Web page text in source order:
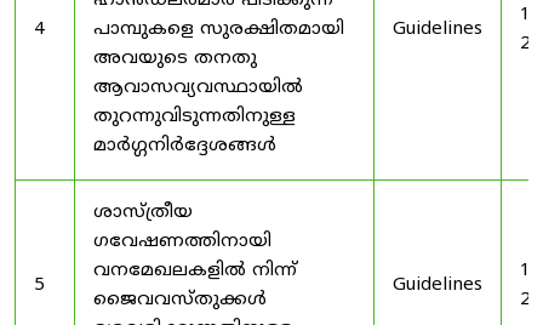
4
പാമ്പുകളെ സുരക്ഷിതമായി
അവയുടെ തനതു
ആവാസവ്യവസ്ഥായിൽ
തുറന്നുവിടുന്നതിനുള്ള
മാർഗ്ഗനിർദ്ദേശങ്ങൾ
Guidelines
5
ശാസ്ത്രീയ
ഗവേഷണത്തിനായി
വനമേഖലകളിൽ നിന്ന്
ജൈവവസ്തുക്കൾ
Guidelines